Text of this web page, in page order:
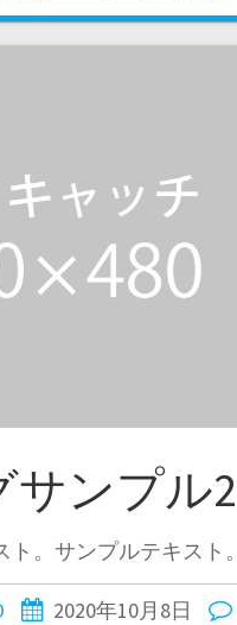
サンプル2
。サンプルテキスト。
2020年10月8日